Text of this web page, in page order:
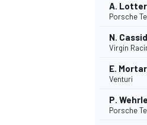
A.
Porsche
N.
Virgin
E.
Venturi
P.
Porsche